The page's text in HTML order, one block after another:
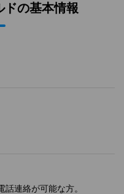
ドの基本情報
連絡が可能な方。